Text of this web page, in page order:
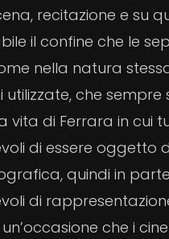
recitazione e su
il confine che le
nella natura
utilizzate, che sempre
vita di Ferrara in cui
di essere oggetto
quindi in
di
che i